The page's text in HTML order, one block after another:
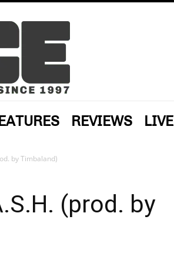
REVIEWS LIVE
by Timbaland)
(prod. by